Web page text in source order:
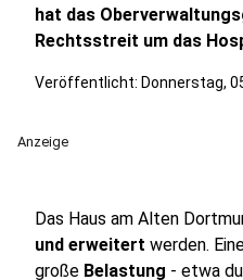
hat das
Rechtsstreit um das
Veröffentlicht: Donnerstag,
Anzeige
Das Haus am Alten
und erweitert werden.
große Belastung - etwa